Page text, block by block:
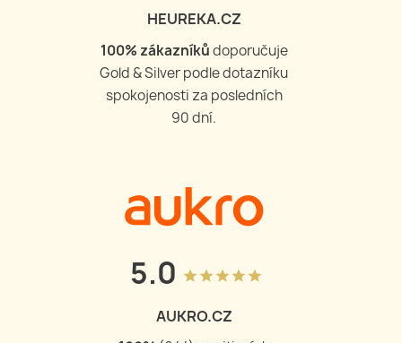
HEUREKA.CZ
100% zákazníkůdoporučuje
Gold & Silver podle dotazníku
spokojenosti za posledních
90 dní.
5.0 grade grade grade grade grade
AUKRO.CZ